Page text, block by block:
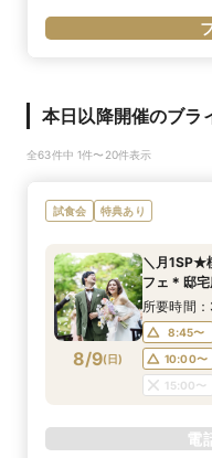
本日以降開催のブラ
全63件中 1件〜20件表示
試食会 特典あり
8/9(日)
＼月1SP★
フェ＊邸
所要時間
8:45〜
10:00〜
15:00〜
電